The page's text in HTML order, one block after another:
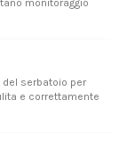
serbatoio per
e correttamente